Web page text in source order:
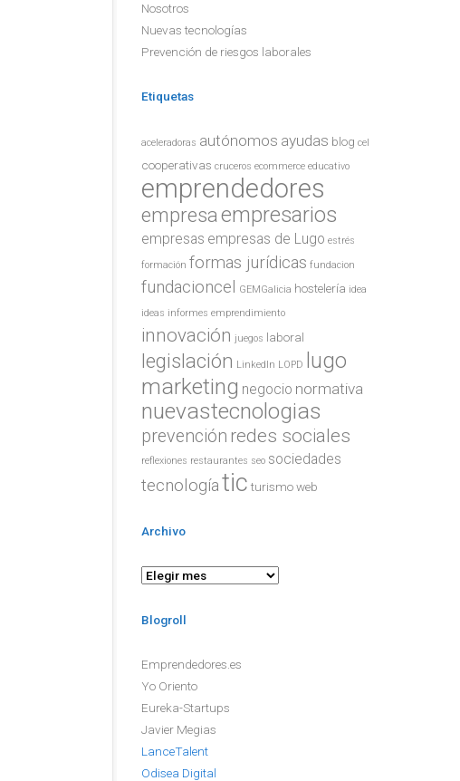
Nosotros
Nuevas tecnologías
Prevención de riesgos laborales
Etiquetas
aceleradoras autónomos ayudas blog cel
cooperativas cruceros ecommerce educativo
emprendedores
empresaempresarios
empresas empresas de Lugo estrés
formación formas jurídicas fundacion
fundacioncel GEMGalicia hostelería idea
ideas informes emprendimiento
innovación juegos laboral
legislación LinkedIn LOPD lugo
marketing negocio normativa
nuevastecnologias
prevención redes sociales
reflexiones restaurantes seo sociedades
tecnologíatic turismoweb
Archivo
Blogroll
Emprendedores.es
Yo Oriento
Eureka-Startups
Javier Megias
LanceTalent
Odisea Digital